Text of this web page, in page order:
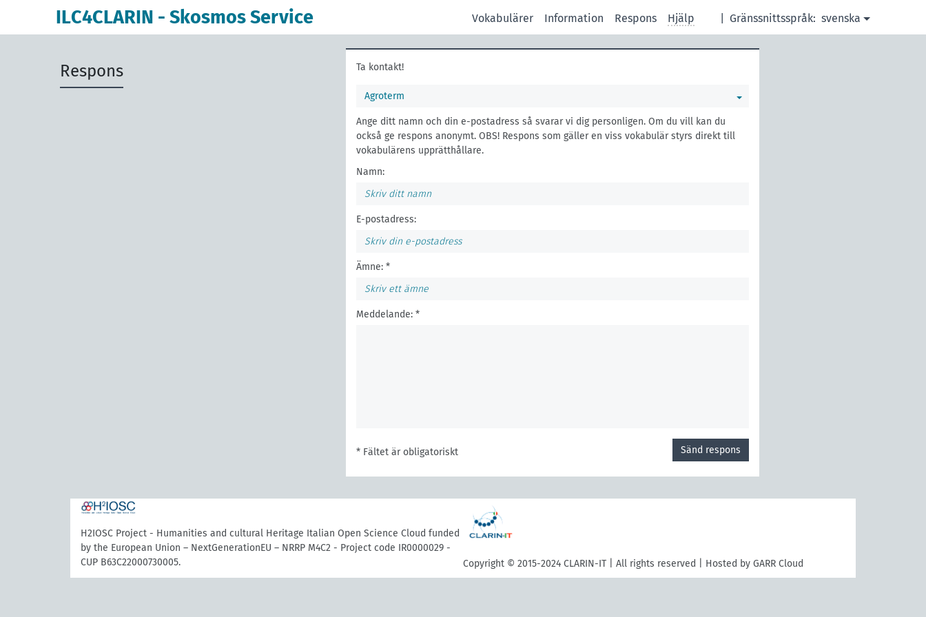
ILC4CLARIN - Skosmos Service Gränssnittsspråk: svenska
Vokabulärer Information Respons Hjälp
Respons Ta kontakt!
Agroterm
Ange ditt namn och din e-postadress så svarar vi dig personligen. Om du vill kan du
också ge respons anonymt. OBS! Respons som gäller en viss vokabulär styrs direkt till
vokabulärens upprätthållare.
Namn:
E-postadress:
Ämne: *
Meddelande: *
Sänd respons
* Fältet är obligatoriskt
H2IOSC Project - Humanities and cultural Heritage Italian Open Science Cloud funded
by the European Union – NextGenerationEU – NRRP M4C2 - Project code IR0000029 -
CUP B63C22000730005.
Copyright © 2015-2024 CLARIN-IT | All rights reserved | Hosted by GARR Cloud